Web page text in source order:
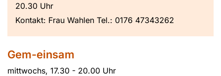
20.30 Uhr
Kontakt: Frau Wahlen Tel.: 0176 47343262
Gem-einsam
mittwochs, 17.30 - 20.00 Uhr